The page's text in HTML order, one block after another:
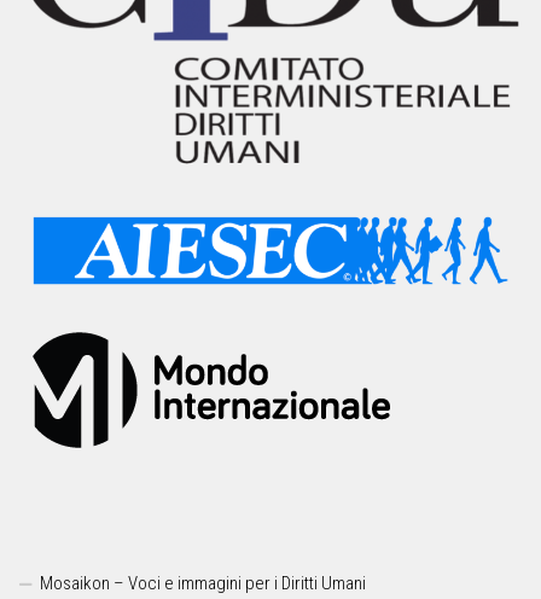
Mosaikon – Voci e immagini per i Diritti Umani